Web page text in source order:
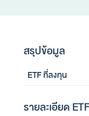
สรุปข้อมูล
ETF ที่ลงทุน
รายละเอียด